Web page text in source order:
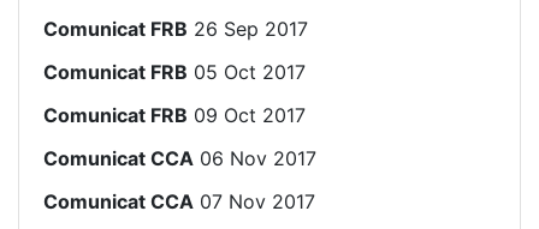
Comunicat FRB 26 Sep 2017
Comunicat FRB 05 Oct 2017
Comunicat FRB 09 Oct 2017
Comunicat CCA 06 Nov 2017
Comunicat CCA 07 Nov 2017